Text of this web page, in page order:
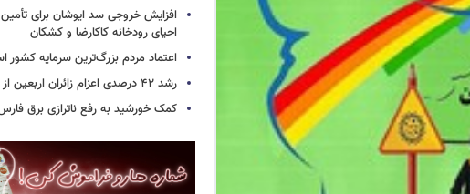
افزایش خروجی سد ایوشان برای
احیای رودخانه‌ کاکارضا و کشکان
اعتماد مردم بزرگ‌ترین سرمایه کشور
رشد ۴۲ درصدی اعزام زائران اربعین از استان سمنان
کمک خورشید به رفع ناترازی برق